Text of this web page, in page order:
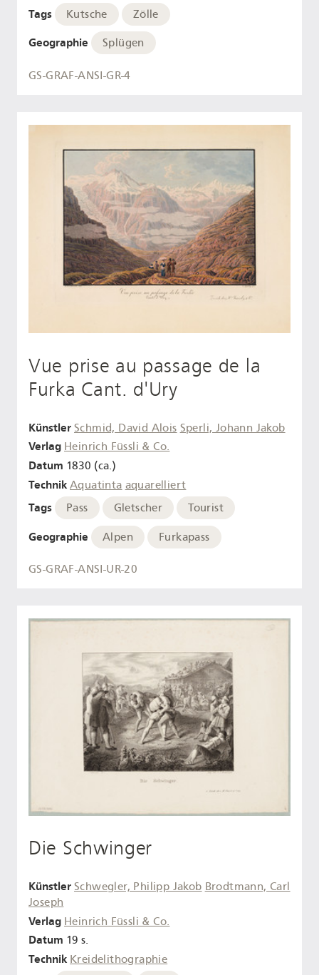
Tags Kutsche Zölle
Geographie Splügen
GS-GRAF-ANSI-GR-4
Vue prise au passage de la
Furka Cant. d'Ury
Künstler Schmid, David Alois Sperli, Johann Jakob
Verlag Heinrich Füssli & Co.
Datum 1830 (ca.)
Technik Aquatinta aquarelliert
Tags Pass Gletscher Tourist
Geographie Alpen Furkapass
GS-GRAF-ANSI-UR-20
Die Schwinger
Künstler Schwegler, Philipp Jakob Brodtmann, Carl
Joseph
Verlag Heinrich Füssli & Co.
Datum 19 s.
Technik Kreidelithographie